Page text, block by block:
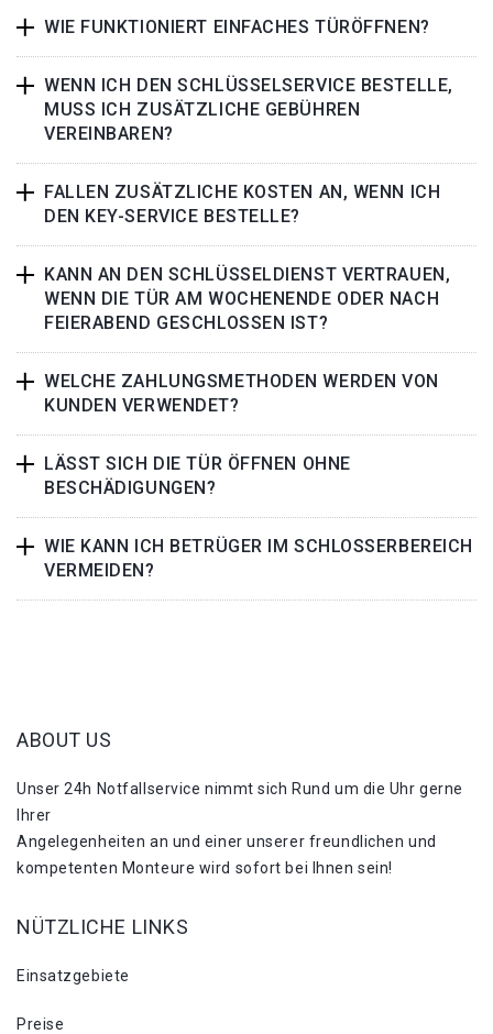
WIE FUNKTIONIERT EINFACHES TÜRÖFFNEN?
WENN ICH DEN SCHLÜSSELSERVICE BESTELLE,
MUSS ICH ZUSÄTZLICHE GEBÜHREN
VEREINBAREN?
FALLEN ZUSÄTZLICHE KOSTEN AN, WENN ICH
DEN KEY-SERVICE BESTELLE?
KANN AN DEN SCHLÜSSELDIENST VERTRAUEN,
WENN DIE TÜR AM WOCHENENDE ODER NACH
FEIERABEND GESCHLOSSEN IST?
WELCHE ZAHLUNGSMETHODEN WERDEN VON
KUNDEN VERWENDET?
LÄSST SICH DIE TÜR ÖFFNEN OHNE
BESCHÄDIGUNGEN?
WIE KANN ICH BETRÜGER IM SCHLOSSERBEREICH
VERMEIDEN?
ABOUT US
Unser 24h Notfallservice nimmt sich Rund um die Uhr gerne
Ihrer
Angelegenheiten an und einer unserer freundlichen und
kompetenten Monteure wird sofort bei Ihnen sein!
NÜTZLICHE LINKS
Einsatzgebiete
Preise